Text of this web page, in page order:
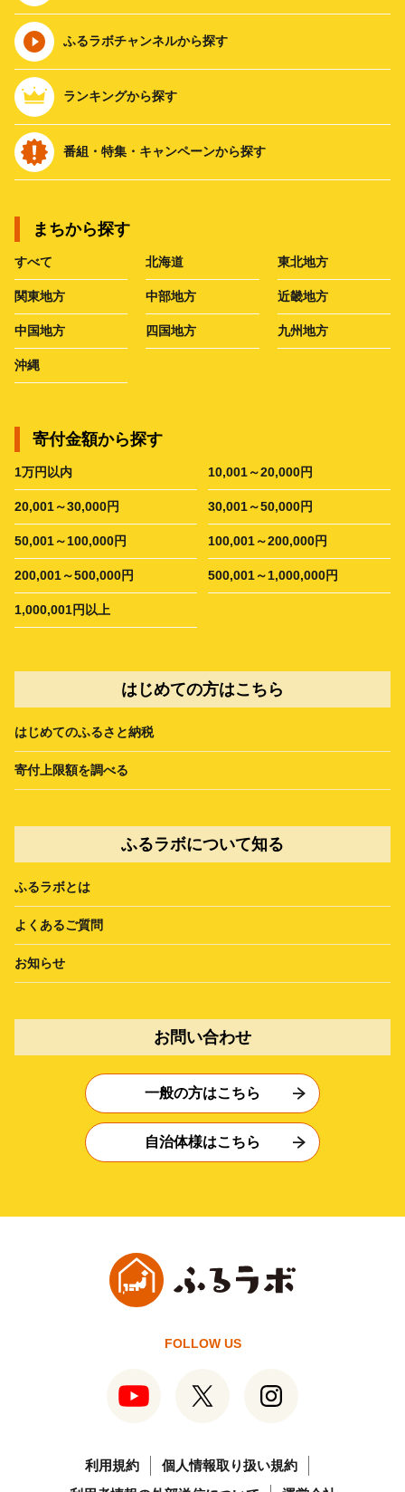
ふるラボチャンネルから探す
ランキングから探す
番組・特集・キャンペーンから探す
まちから探す
すべて 北海道 東北地方
関東地方 中部地方 近畿地方
中国地方 四国地方 九州地方
沖縄
寄付金額から探す
1万円以内 10,001～20,000円
20,001～30,000円 30,001～50,000円
50,001～100,000円 100,001～200,000円
200,001～500,000円 500,001～1,000,000円
1,000,001円以上
はじめての方はこちら
はじめてのふるさと納税
寄付上限額を調べる
ふるラボについて知る
ふるラボとは
よくあるご質問
お知らせ
お問い合わせ
一般の方はこちら
自治体様はこちら
FOLLOW US
利用規約
個人情報取り扱い規約